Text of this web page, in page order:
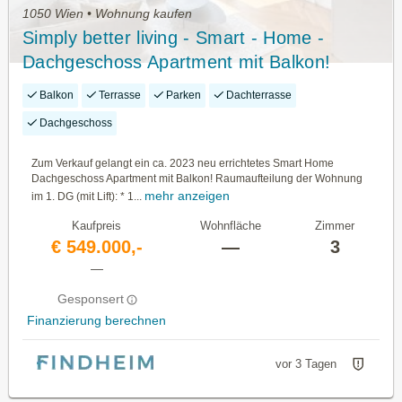
1050 Wien • Wohnung kaufen
Simply better living - Smart - Home -
Dachgeschoss Apartment mit Balkon!
Stellplatz verfügbar!
Balkon Terrasse Parken Dachterrasse
Dachgeschoss
Zum Verkauf gelangt ein ca. 2023 neu errichtetes Smart Home
Dachgeschoss Apartment mit Balkon! Raumaufteilung der Wohnung
im 1. DG (mit Lift): * 1... mehr anzeigen
Kaufpreis
€ 549.000,-
—
Gesponsert
Finanzierung berechnen
Wohnfläche
—
Zimmer
3
vor 3 Tagen